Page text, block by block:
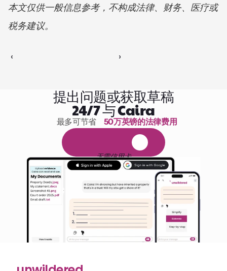
本文仅供一般信息参考，不构成法律、财务、医疗或
税务建议。
‹ ›
提出问题或获取草稿
24/7 与 Caira
1,000小时的阅读
最多可节省 50万英镑的法律费用
无需信用卡